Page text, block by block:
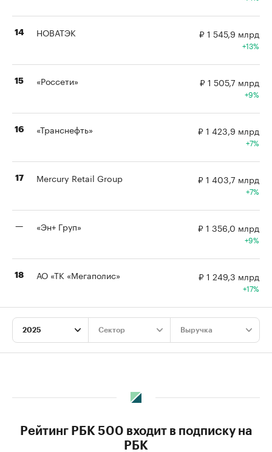
14 НОВАТЭК ₽ 1 545,9 млрд
13%
15 «Россети» ₽ 1 505,7 млрд
9%
16 «Транснефть» ₽ 1 423,9 млрд
7%
17 Mercury Retail Group ₽ 1 403,7 млрд
7%
— «Эн+ Груп» ₽ 1 356,0 млрд
9%
18 АО «ТК «Мегаполис» ₽ 1 249,3 млрд
17%
2025 Сектор Выручка
Рейтинг РБК 500 входит в подписку на
РБК